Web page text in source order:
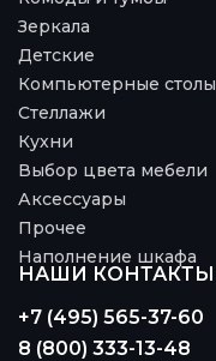
Зеркала
Детские
Компьютерные столы
Стеллажи
Кухни
Выбор цвета мебели
Аксессуары
Прочее
Наполнение шкафа
НАШИ КОНТАКТЫ
+7 (495) 565-37-60
8 (800) 333-13-48